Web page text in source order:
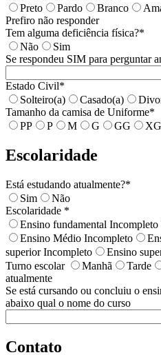
Preto
Pardo Branco
Prefiro não responder
Tem alguma deficiência física?*
Não
Sim
Se respondeu SIM para perguntar
Estado Civil*
Solteiro(a)
Casado(a)
Tamanho da camisa de Uniforme*
PP
P M G GG
Escolaridade
Está estudando atualmente?*
Sim
Não
Escolaridade *
Ensino fundamental Incompleto
Ensino Médio Incompleto
superior Incompleto
Ensino
Turno escolar
Manhã Tarde
atualmente
Se está cursando ou concluiu o
abaixo qual o nome do curso
Contato